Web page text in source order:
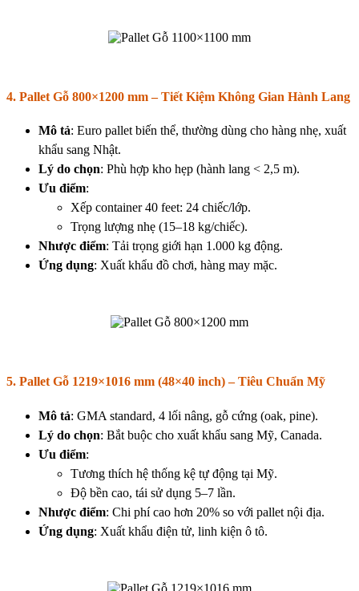
4. Pallet Gỗ 800×1200 mm – Tiết Kiệm Không Gian Hành Lang
Mô tả: Euro pallet biến thể, thường dùng cho hàng nhẹ, xuất
khẩu sang Nhật.
Lý do chọn: Phù hợp kho hẹp (hành lang < 2,5 m).
Ưu điểm:
Xếp container 40 feet: 24 chiếc/lớp.
Trọng lượng nhẹ (15–18 kg/chiếc).
Nhược điểm: Tải trọng giới hạn 1.000 kg động.
Ứng dụng: Xuất khẩu đồ chơi, hàng may mặc.
5. Pallet Gỗ 1219×1016 mm (48×40 inch) – Tiêu Chuẩn Mỹ
Mô tả: GMA standard, 4 lối nâng, gỗ cứng (oak, pine).
Lý do chọn: Bắt buộc cho xuất khẩu sang Mỹ, Canada.
Ưu điểm:
Tương thích hệ thống kệ tự động tại Mỹ.
Độ bền cao, tái sử dụng 5–7 lần.
Nhược điểm: Chi phí cao hơn 20% so với pallet nội địa.
Ứng dụng: Xuất khẩu điện tử, linh kiện ô tô.